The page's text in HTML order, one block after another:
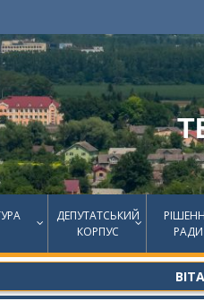
ДЕПУТАТСЬКИЙ
КОРПУС
РАДИ